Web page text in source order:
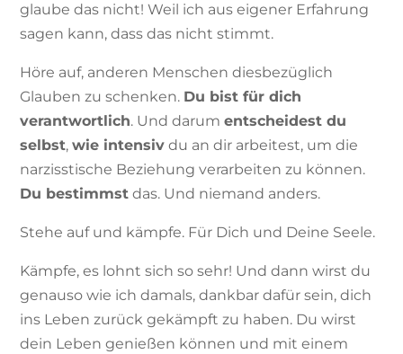
glaube das nicht! Weil ich aus eigener Erfahrung
sagen kann, dass das nicht stimmt.
Höre auf, anderen Menschen diesbezüglich
Glauben zu schenken. Du bist für dich
verantwortlich. Und darumentscheidest du
selbst,wie intensiv du an dir arbeitest, um die
narzisstische Beziehung verarbeiten zu können.
Du bestimmst das. Und niemand anders.
Stehe auf und kämpfe. Für Dich und Deine Seele.
Kämpfe, es lohnt sich so sehr! Und dann wirst du
genauso wie ich damals, dankbar dafür sein, dich
ins Leben zurück gekämpft zu haben. Du wirst
dein Leben genießen können und mit einem